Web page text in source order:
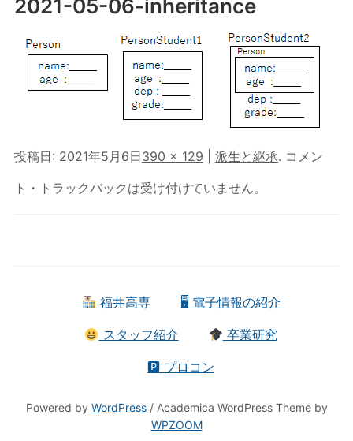
2021-05-06-inheritance
投稿日: 2021年5月6日390 × 129 派生と継承. コメン
ト・トラックバックは受け付けていません。
福井高専 🖥 電子情報の紹介
スタッフ紹介 卒業研究
🅿 プロコン
Powered by WordPress/ Academica WordPress Theme by
WPZOOM